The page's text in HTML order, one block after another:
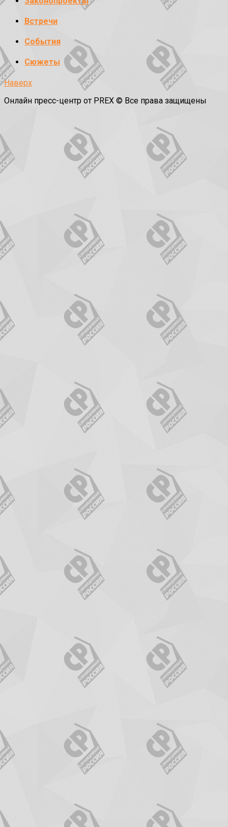
Встречи
События
Сюжеты
Наверх
Онлайн пресс-центр от PREX © Все права защищены